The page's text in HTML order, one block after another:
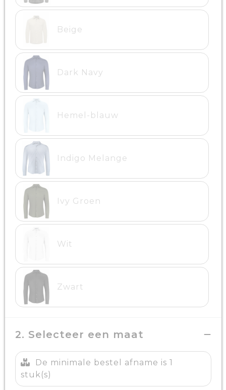
Beige
Dark Navy
Hemel-blauw
Indigo Melange
Ivy Groen
Wit
Zwart
2. Selecteer een maat
De minimale bestel afname is 1
stuk(s)